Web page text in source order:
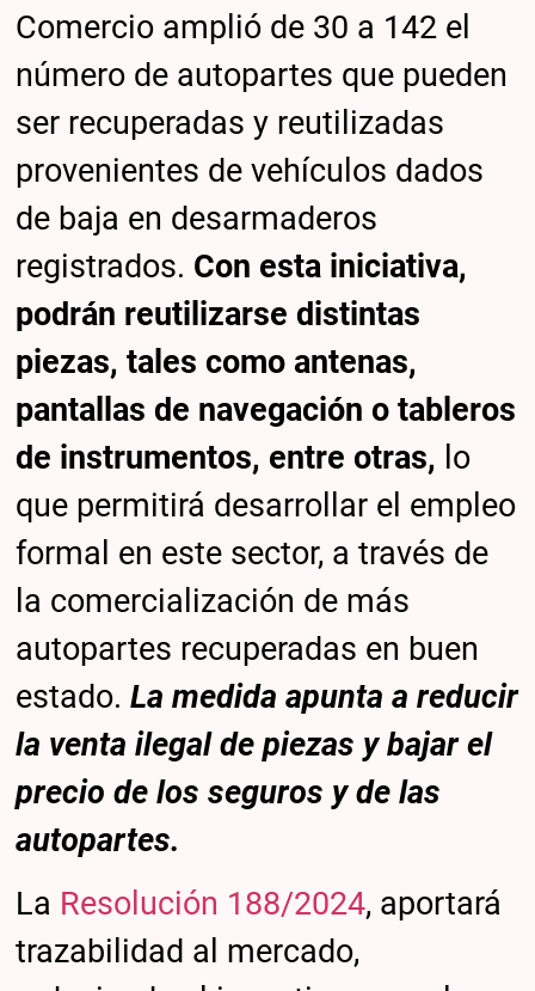
Comercio amplió de 30 a 142 el
número de autopartes que pueden
ser recuperadas y reutilizadas
provenientes de vehículos dados
de baja en desarmaderos
registrados. Con esta iniciativa,
podrán reutilizarse distintas
piezas, tales como antenas,
pantallas de navegación o tableros
de instrumentos, entre otras, lo
que permitirá desarrollar el empleo
formal en este sector, a través de
la comercialización de más
autopartes recuperadas en buen
estado.La medida apunta a reducir
la venta ilegal de piezas y bajar el
precio de los seguros y de las
autopartes.
La Resolución 188/2024, aportará
trazabilidad al mercado,